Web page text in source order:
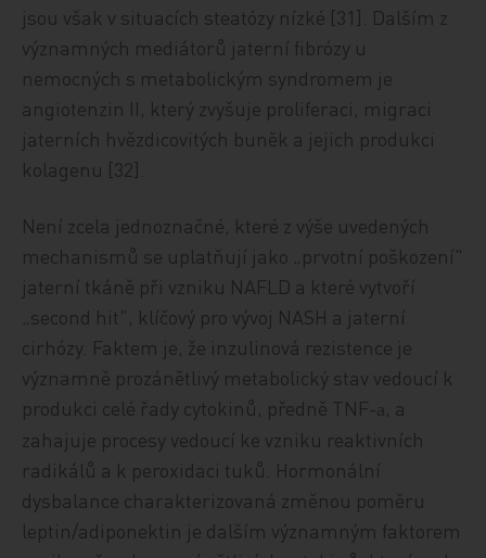
jsou však v situacích steatózy nízké [31]. Dalším z
významných mediátorů jaterní fibrózy u
nemocných s metabolickým syndromem je
angiotenzin II, který zvyšuje proliferaci, migraci
jaterních hvězdicovitých buněk a jejich produkci
kolagenu [32].
Není zcela jednoznačné, které z výše uvedených
mechanismů se uplatňují jako „prvotní poškození"
jaterní tkáně při vzniku NAFLD a které vytvoří
„second hit", klíčový pro vývoj NASH a jaterní
cirhózy. Faktem je, že inzulinová rezistence je
významně prozánětlivý metabolický stav vedoucí k
produkci celé řady cytokinů, předně TNF-a , a
zahajuje procesy vedoucí ke vzniku reaktivních
radikálů a k peroxidaci tuků. Hormonální
dysbalance charakterizovaná změnou poměru
leptin/adiponektin je dalším významným faktorem